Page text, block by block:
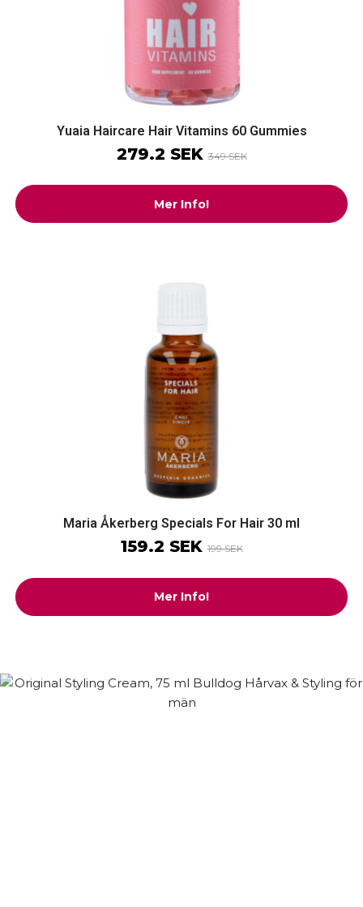
Yuaia Haircare Hair Vitamins 60 Gummies
279.2 SEK349 SEK
Mer Info!
Maria Åkerberg Specials For Hair 30 ml
159.2 SEK199 SEK
Mer Info!